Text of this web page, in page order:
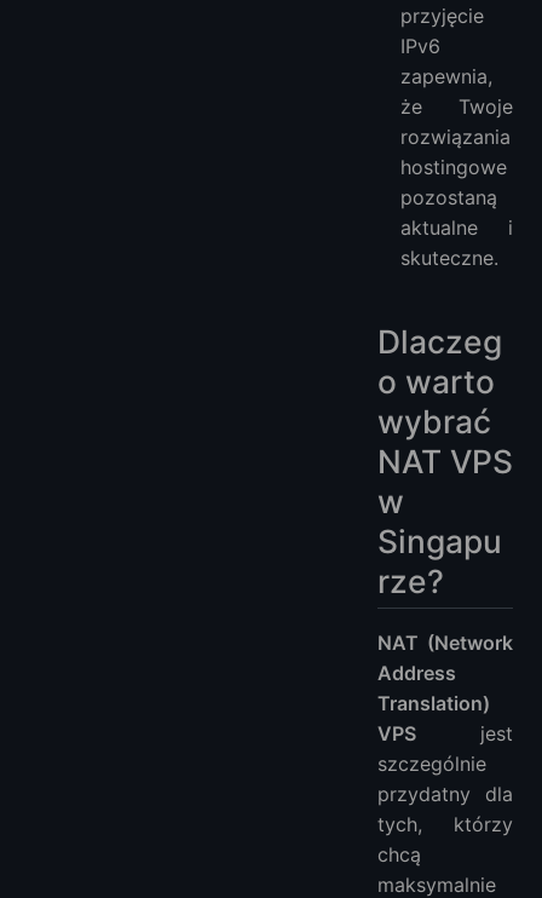
przyjęcie
IPv6
zapewnia,
że Twoje
rozwiązania
hostingowe
pozostaną
aktualne i
skuteczne.
Dlaczeg
o warto
wybrać
NAT VPS
w
Singapu
rze?
NAT (Network
Address
Translation)
VPS jest
szczególnie
przydatny dla
tych, którzy
chcą
maksymalnie